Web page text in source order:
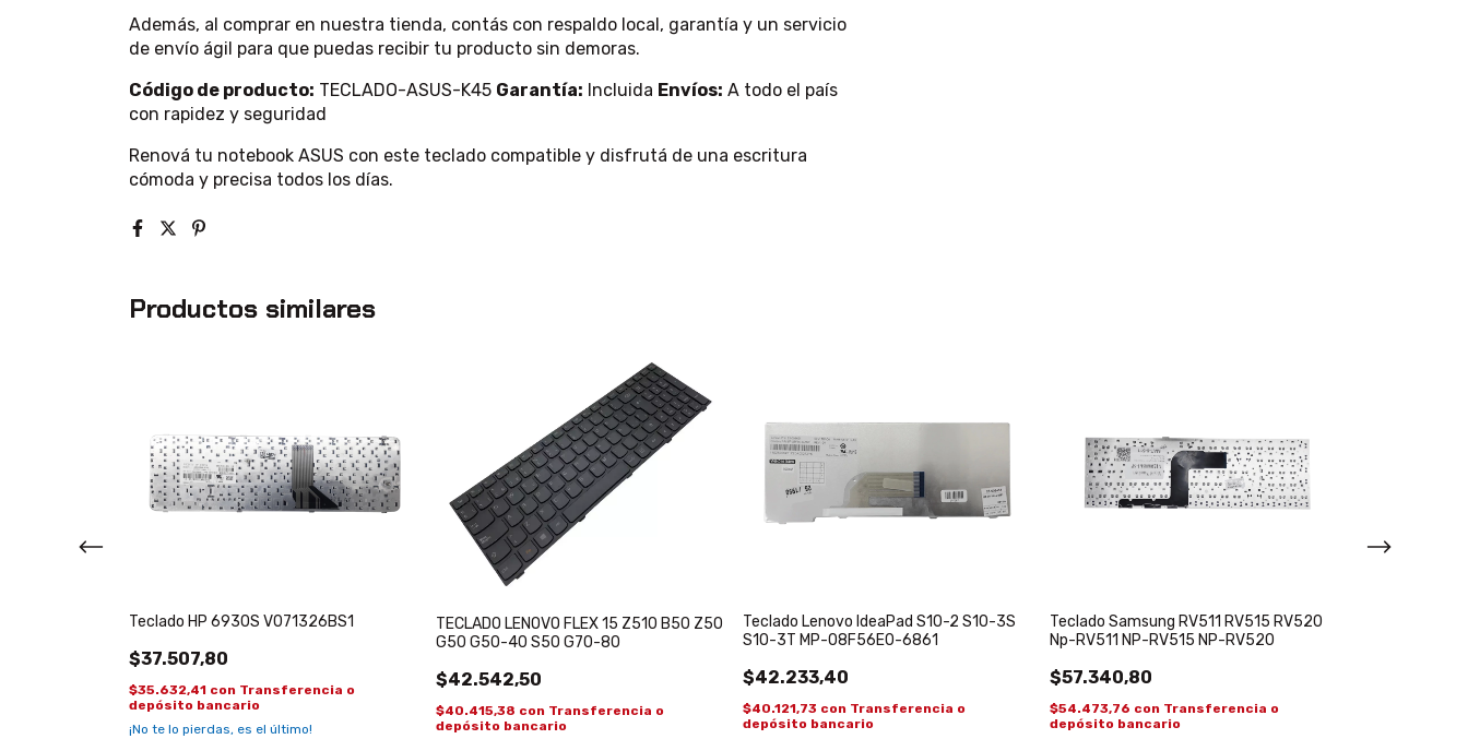
Además, al comprar en nuestra tienda, contás con respaldo local, garantía y un servicio
de envío ágil para que puedas recibir tu producto sin demoras.
Código de producto: TECLADO-ASUS-K45 Garantía: Incluida Envíos: A todo el país
con rapidez y seguridad
Renová tu notebook ASUS con este teclado compatible y disfrutá de una escritura
cómoda y precisa todos los días.
Productos similares
Teclado HP 6930S V071326BS1
$37.507,80
$35.632,41 con Transferencia o
depósito bancario
¡No te lo pierdas, es el último!
TECLADO LENOVO FLEX 15 Z510 B50 Z50
G50 G50-40 S50 G70-80
$42.542,50
$40.415,38 con Transferencia o
depósito bancario
Teclado Lenovo IdeaPad S10-2 S10-3S
S10-3T MP-08F56E0-6861
$42.233,40
$40.121,73 con Transferencia o
depósito bancario
Teclado Samsung RV511 RV515 RV520
Np-RV511 NP-RV515 NP-RV520
$57.340,80
$54.473,76 con Transferencia o
depósito bancario